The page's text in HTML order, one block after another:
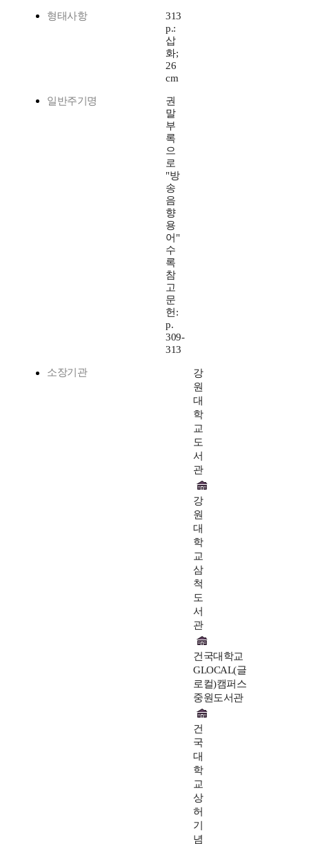
형태사항
313
p.:
삽
화;
26
cm
일반주기명
권
말
부
록
으
로
"방
송
음
향
용
어"
수
록
참
고
문
헌:
p.
309-
313
소장기관
강
원
대
학
교
도
서
관
강
원
대
학
교
삼
척
도
서
관
건국대학교
GLOCAL(글
로컬)캠퍼스
중원도서관
건
국
대
학
교
상
허
기
념